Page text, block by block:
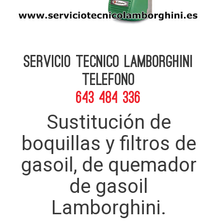
Servicio Tecnico Lamborghini
telefono
643 484 336
Sustitución de
boquillas y filtros de
gasoil, de quemador
de gasoil
Lamborghini.